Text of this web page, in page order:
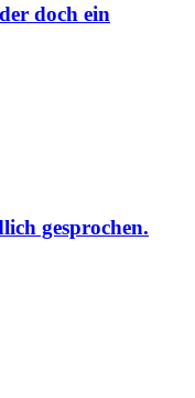
doch ein
gesprochen.